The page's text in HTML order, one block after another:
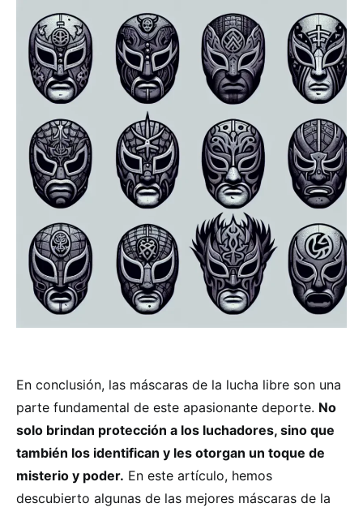
En conclusión, las máscaras de la lucha libre son una
parte fundamental de este apasionante deporte. No
solo brindan protección a los luchadores, sino que
también los identifican y les otorgan un toque de
misterio y poder. En este artículo, hemos
descubierto algunas de las mejores máscaras de la